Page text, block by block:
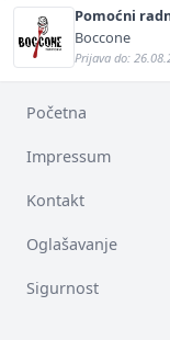
Pomoćni
Boccone
Prijava do:
Početna
Impressum
Kontakt
Oglašavanje
Sigurnost